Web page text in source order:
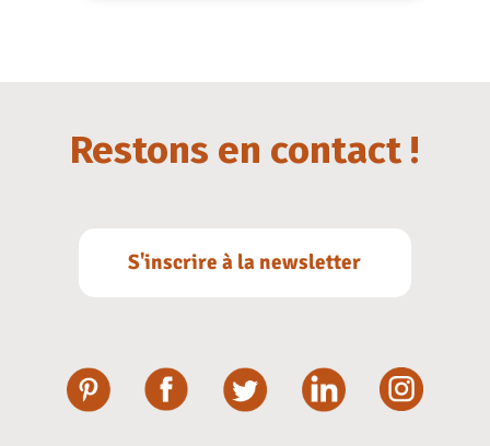
Restons en contact !
S'inscrire à la newsletter